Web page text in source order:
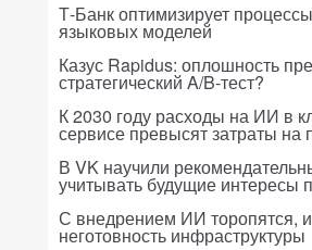
Т-Банк оптимизирует
языковых моделей
Казус Rapidus: оплошность
стратегический A/B-тест?
К 2030 году расходы на ИИ в
сервисе превысят затраты на
В VK научили
учитывать будущие интересы
С внедрением ИИ торопятся,
неготовность инфраструктуры